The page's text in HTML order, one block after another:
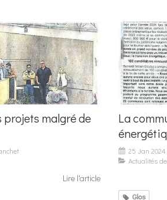
malgré de
Lire l'article
La
25 Jan 2024
Actualités
Glos